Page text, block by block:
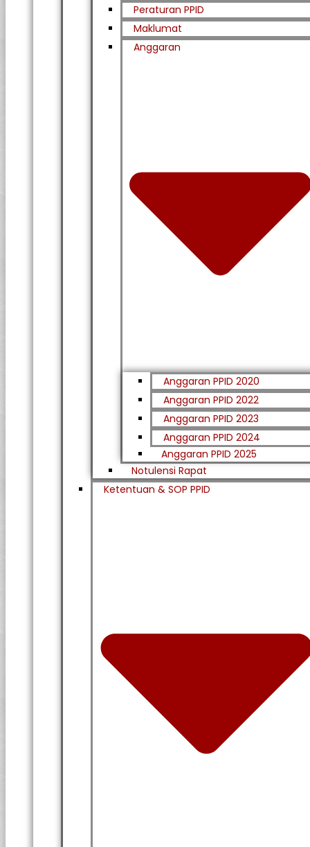
Peraturan PPID
Maklumat
Anggaran
Anggaran PPID 2020
Anggaran PPID 2022
Anggaran PPID 2023
Anggaran PPID 2024
Anggaran PPID 2025
Notulensi Rapat
Ketentuan & SOP PPID